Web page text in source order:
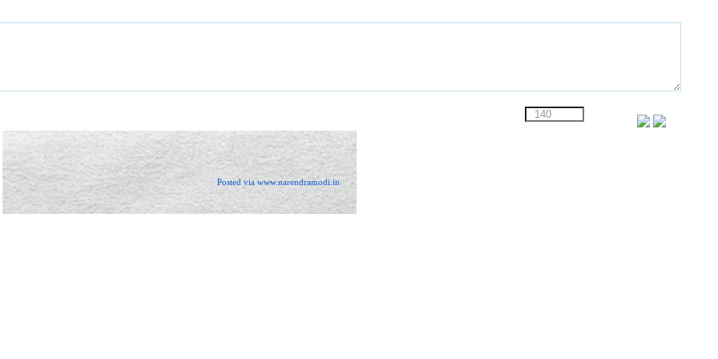
Posted via www.narendramodi.in